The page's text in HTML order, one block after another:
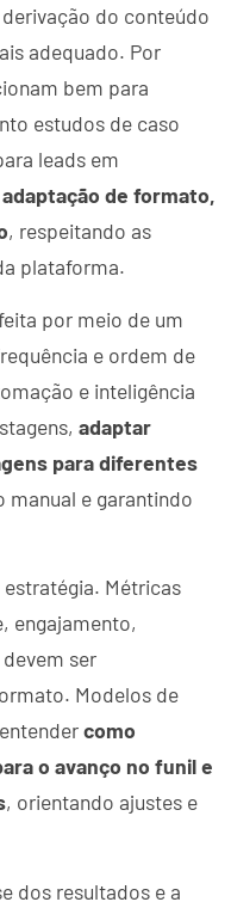
do conteúdo
adequado. Por
bem para
estudos de caso
leads em
de formato,
, respeitando as
plataforma.
por meio de um
e ordem de
e inteligência
adaptar
para diferentes
manual e garantindo
Métricas
engajamento,
ser
Modelos de
como
o avanço no funil e
, orientando ajustes e
dos resultados e a